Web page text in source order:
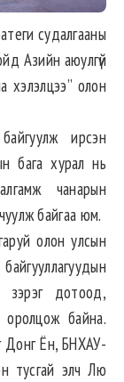
судалгааны
Азийн аюулгүй
хэлэлцээ” олон
ирсэн
бага хурал нь
чанарын
байгаа юм.
олон улсын
зэрэг дотоод,
байна.
Донг Ён, БНХАУ-
тусгай элч Лю